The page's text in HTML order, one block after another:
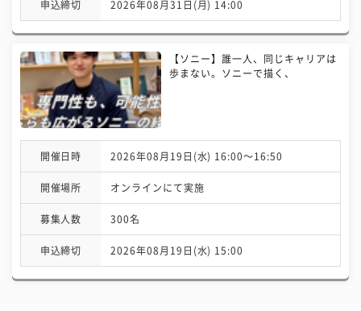
申込締切 2026年08月31日(月) 14:00
【ソニー】誰一人、同じキャリアは
歩まない。ソニーで描く、
開催日時 2026年08月19日(水) 16:00〜16:50
開催場所 オンラインにて実施
募集人数 300名
申込締切 2026年08月19日(水) 15:00